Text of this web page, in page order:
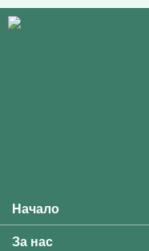
Main menu
Начало
За нас